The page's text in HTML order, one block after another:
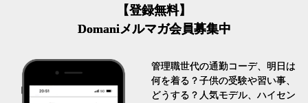
【登録無料】
Domaniメルマガ会員募集中
管理職世代の通勤コーデ、明日は
何を着る？子供の受験や習い事、
どうする？人気モデル、ハイセン